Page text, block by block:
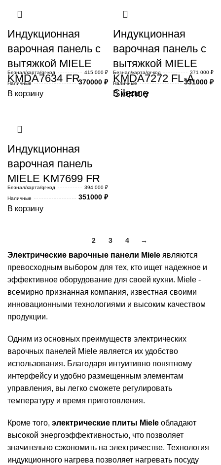
Индукционная
варочная панель с
вытяжкой MIELE
KMDA7634 FR
Безнал/карта/qr-код
415 000 ₽
Наличные
370000 ₽
В корзину
Индукционная
варочная панель с
вытяжкой MIELE
KMDA7272 FL-A
Silence
Безнал/карта/qr-код
371 000 ₽
Наличные
331000 ₽
В корзину
Индукционная
варочная панель
MIELE KM7699 FR
Безнал/карта/qr-код
394 000 ₽
Наличные
351000 ₽
В корзину
2 3 4 →
Электрические варочные панели Miele являются
превосходным выбором для тех, кто ищет надежное и
эффективное оборудование для своей кухни. Miele -
всемирно признанная компания, известная своими
инновационными технологиями и высоким качеством
продукции.
Одним из основных преимуществ электрических
варочных панелей Miele является их удобство
использования. Благодаря интуитивно понятному
интерфейсу и удобно размещенным элементам
управления, вы легко сможете регулировать
температуру и время приготовления.
Кроме того, электрические плиты Miele обладают
высокой энергоэффективностью, что позволяет
значительно сэкономить на электричестве. Технология
индукционного нагрева позволяет нагревать посуду